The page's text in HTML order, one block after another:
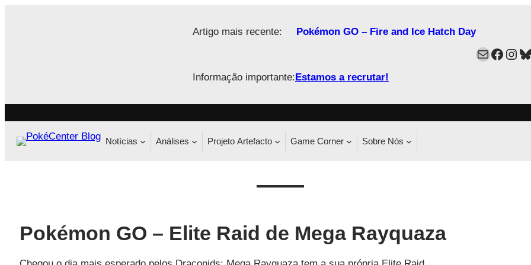
Artigo mais recente: Pokémon GO – Fire and Ice Hatch Day
Informação importante:Estamos a recrutar!
Mail
Notícias Análises Projeto Artefacto Game Corner Sobre Nós
Pokémon GO – Elite Raid de Mega Rayquaza